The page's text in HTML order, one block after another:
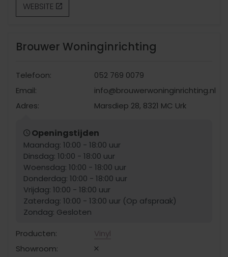
WEBSITE
Brouwer Woninginrichting
Telefoon:
052 769 0079
Email:
info@brouwerwoninginrichting.nl
Adres:
Marsdiep 28, 8321 MC Urk
Openingstijden
Maandag: 10:00 - 18:00 uur
Dinsdag: 10:00 - 18:00 uur
Woensdag: 10:00 - 18:00 uur
Donderdag: 10:00 - 18:00 uur
Vrijdag: 10:00 - 18:00 uur
Zaterdag: 10:00 - 13:00 uur (Op afspraak)
Zondag: Gesloten
Producten:
Vinyl
Showroom: